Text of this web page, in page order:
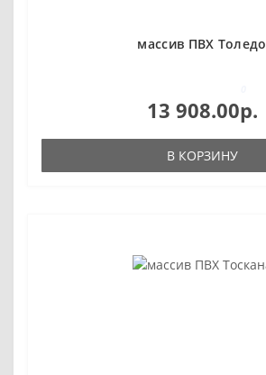
массив ПВХ Толедо
13 908.00р.
В КОРЗИНУ